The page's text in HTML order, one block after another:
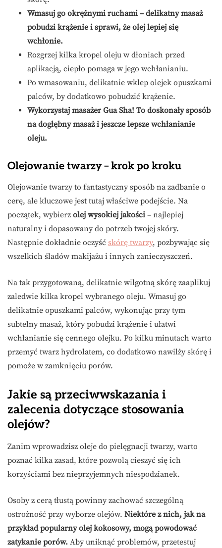
Wmasuj go okrężnymi ruchami – delikatny masaż
pobudzi krążenie i sprawi, że olej lepiej się
wchłonie.
Rozgrzej kilka kropel oleju w dłoniach przed
aplikacją, ciepło pomaga w jego wchłanianiu.
Po wmasowaniu, delikatnie wklep olejek opuszkami
palców, by dodatkowo pobudzić krążenie.
Wykorzystaj masażer Gua Sha! To doskonały sposób
na dogłębny masaż i jeszcze lepsze wchłanianie
oleju.
Olejowanie twarzy – krok po kroku
Olejowanie twarzy to fantastyczny sposób na zadbanie o
cerę, ale kluczowe jest tutaj właściwe podejście. Na
początek, wybierz olej wysokiej jakości – najlepiej
naturalny i dopasowany do potrzeb twojej skóry.
Następnie dokładnie oczyść skórę twarzy, pozbywając się
wszelkich śladów makijażu i innych zanieczyszczeń.
Na tak przygotowaną, delikatnie wilgotną skórę zaaplikuj
zaledwie kilka kropel wybranego oleju. Wmasuj go
delikatnie opuszkami palców, wykonując przy tym
subtelny masaż, który pobudzi krążenie i ułatwi
wchłanianie się cennego olejku. Po kilku minutach warto
przemyć twarz hydrolatem, co dodatkowo nawilży skórę i
pomoże w zamknięciu porów.
Jakie są przeciwwskazania i
zalecenia dotyczące stosowania
olejów?
Zanim wprowadzisz oleje do pielęgnacji twarzy, warto
poznać kilka zasad, które pozwolą cieszyć się ich
korzyściami bez nieprzyjemnych niespodzianek.
Osoby z cerą tłustą powinny zachować szczególną
ostrożność przy wyborze olejów. Niektóre z nich, jak na
przykład popularny olej kokosowy, mogą powodować
zatykanie porów. Aby uniknąć problemów, przetestuj